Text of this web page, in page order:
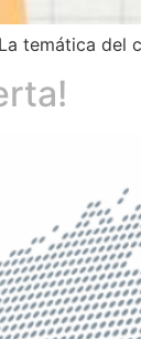
temática del